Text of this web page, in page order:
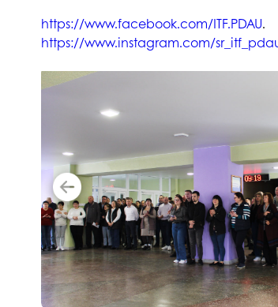
https://www.facebook.com/ITF.PDAU.
https://www.instagram.com/